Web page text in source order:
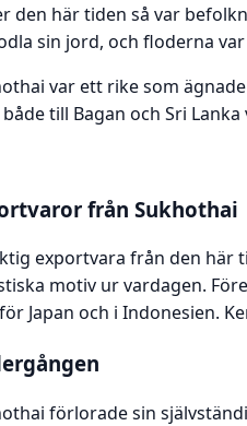
den här tiden så var
sin jord, och floderna
var ett rike som
till Bagan och Sri
från Sukhothai
exportvara från den här
motiv ur vardagen.
Japan och i Indonesien.
förlorade sin